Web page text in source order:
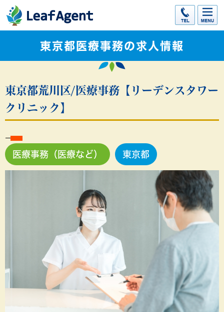
東京都医療事務の求人情報
東京都荒川区/医療事務【リーデンスタワー
クリニック】
医療事務（医療など） 東京都